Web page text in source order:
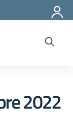
2022